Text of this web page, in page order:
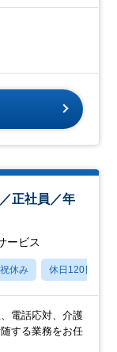
正社員／年
ービス
休み 休日120日以上
電話応対、介護
する業務をお任